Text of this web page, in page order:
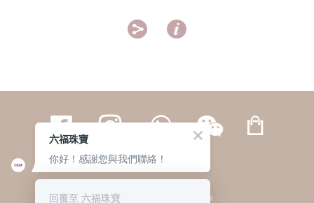
 
繁體 | 簡体
© 六福集團 版權所有 不得轉載 私隱政策
六福珠寶
你好！感謝您與我們聯絡！
回覆至 六福珠寶